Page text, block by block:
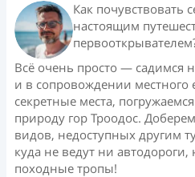
Как почувствовать
настоящим
Всё очень просто — садимся
и в сопровождении местного
секретные места,
природу гор Троодос.
видов, недоступных другим
куда не ведут ни
походные тропы!